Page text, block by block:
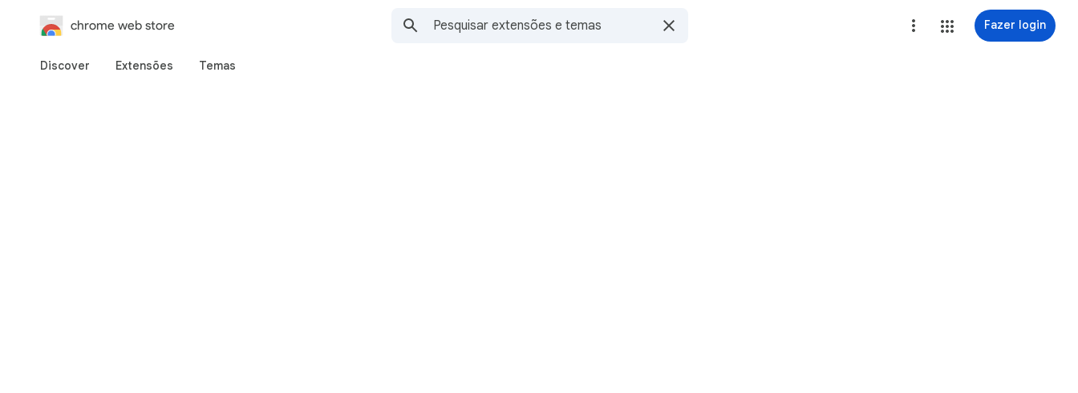
chrome web store Fazer login
Discover Extensões Temas